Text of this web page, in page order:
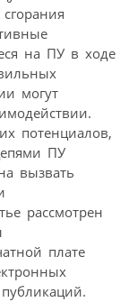
на ПУ в ходе
могут
потенциалов,
ПУ
вызвать
рассмотрен
плате